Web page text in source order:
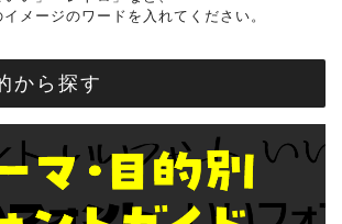
メージのワードを入れてください。
から探す